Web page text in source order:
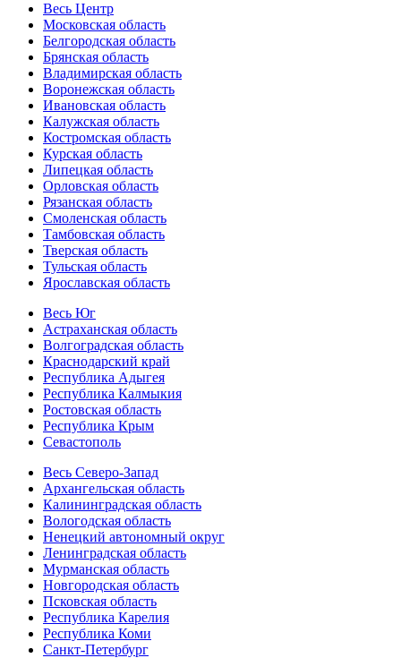
Весь Центр
Московская область
Белгородская область
Брянская область
Владимирская область
Воронежская область
Ивановская область
Калужская область
Костромская область
Курская область
Липецкая область
Орловская область
Рязанская область
Смоленская область
Тамбовская область
Тверская область
Тульская область
Ярославская область
Весь Юг
Астраханская область
Волгоградская область
Краснодарский край
Республика Адыгея
Республика Калмыкия
Ростовская область
Республика Крым
Севастополь
Весь Северо-Запад
Архангельская область
Калининградская область
Вологодская область
Ненецкий автономный округ
Ленинградская область
Мурманская область
Новгородская область
Псковская область
Республика Карелия
Республика Коми
Санкт-Петербург